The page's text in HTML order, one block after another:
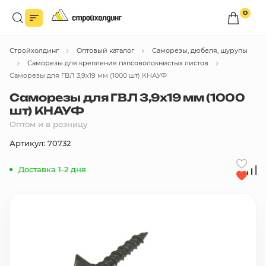
0
Войдите в личный кабинет
Вы сможете оформлять заказыпо оптовым ценам.
Каталог товаров
Стройхолдинг Оптовый каталог
Саморезы, дюбеля, шурупы
Саморезы для крепления гипсоволокнистых листов
Саморезы для ГВЛ 3,9х19 мм (1000 шт) КНАУФ
Саморезы для ГВЛ 3,9х19 мм (1000
шт) КНАУФ
Оптом и в розницу
Артикул: 70732
Доставка 1-2 дня